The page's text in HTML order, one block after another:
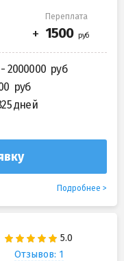
Переплата
2000000
дней
Подробнее
Отзывов: 1